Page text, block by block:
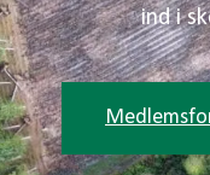
ind i